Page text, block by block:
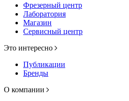
Фрезерный центр
Лаборатория
Магазин
Сервисный центр
Это интересно
Публикации
Бренды
О компании